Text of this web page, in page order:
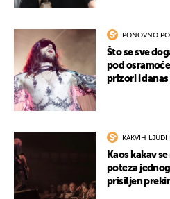
PONOVNO
Što se sve
pod
prizori i
KAKVIH LJUDI
Kaos kakav
poteza
prisiljen